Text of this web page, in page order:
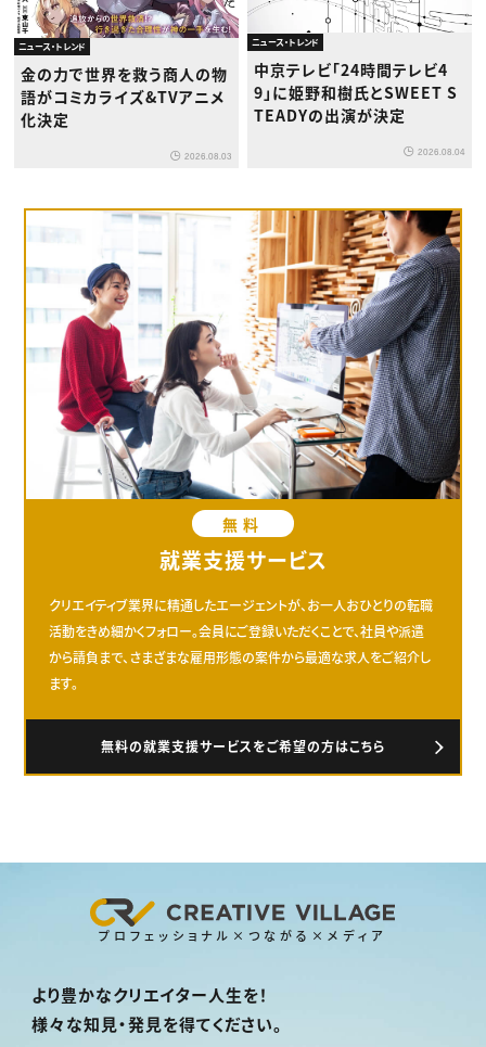
ニュース・トレンド
金の力で世界を救う商人の物
語がコミカライズ&TVアニメ
化決定
2026.08.03
ニュース・トレンド
中京テレビ「24時間テレビ4
9」に姫野和樹氏とSWEET S
TEADYの出演が決定
2026.08.04
無料
就業支援サービス
クリエイティブ業界に精通したエージェントが、お一人おひとりの転職
活動をきめ細かくフォロー。会員にご登録いただくことで、社員や派遣
から請負まで、さまざまな雇用形態の案件から最適な求人をご紹介し
ます。
無料の就業支援サービスをご希望の方はこちら
プロフェッショナル×つながる×メディア
より豊かなクリエイター人生を！
様々な知見・発見を得てください。